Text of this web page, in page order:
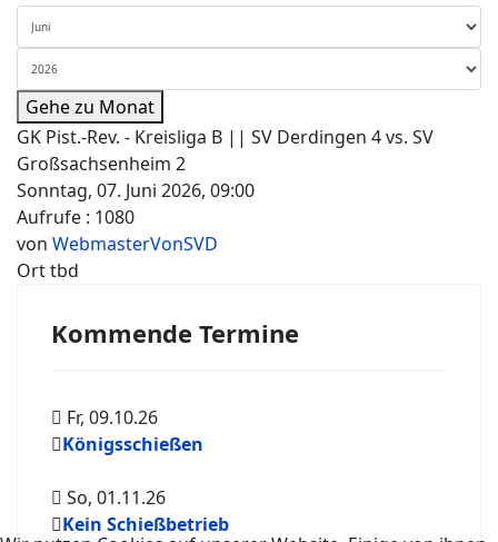
Gehe zu Monat
GK Pist.-Rev. - Kreisliga B || SV Derdingen 4 vs. SV
Großsachsenheim 2
Sonntag, 07. Juni 2026, 09:00
Aufrufe : 1080
von WebmasterVonSVD
Orttbd
Kommende Termine
Fr, 09.10.26
Königsschießen
So, 01.11.26
Kein Schießbetrieb